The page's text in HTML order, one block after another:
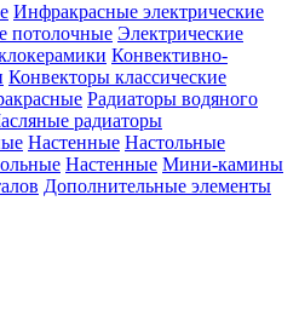
Инфракрасные электрические
потолочные Электрические
Конвективно-
Конвекторы классические
Радиаторы водяного
радиаторы
Настенные Настольные
Настенные Мини-камины
Дополнительные элементы